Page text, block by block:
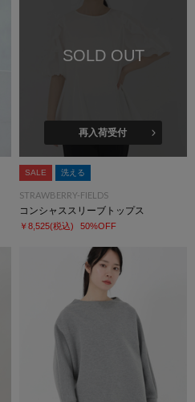
SOLD OUT
再入荷受付
SALE 洗える
STRAWBERRY-FIELDS
コンシャススリーブトップス
￥8,525(税込) 50%OFF